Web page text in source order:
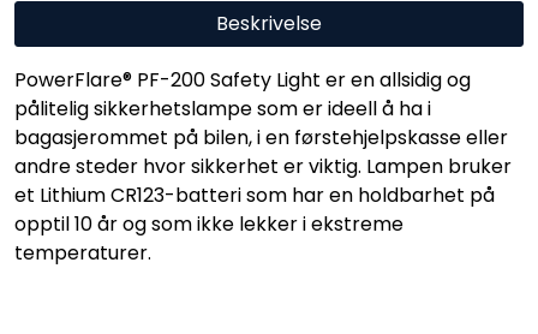
Beskrivelse
PowerFlare® PF-200 Safety Light er en allsidig og
pålitelig sikkerhetslampe som er ideell å ha i
bagasjerommet på bilen, i en førstehjelpskasse eller
andre steder hvor sikkerhet er viktig. Lampen bruker
et Lithium CR123-batteri som har en holdbarhet på
opptil 10 år og som ikke lekker i ekstreme
temperaturer.